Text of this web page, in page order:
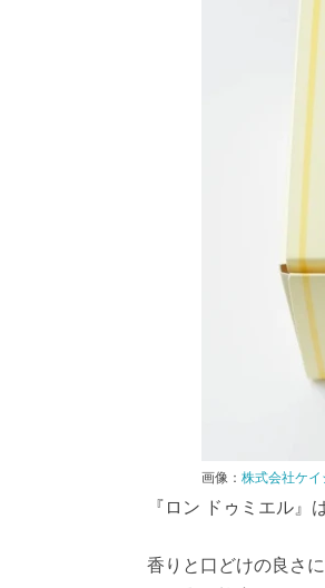
画像： 株式会社ケイ
『ロン ドゥミエル』
香りと口どけの良さ